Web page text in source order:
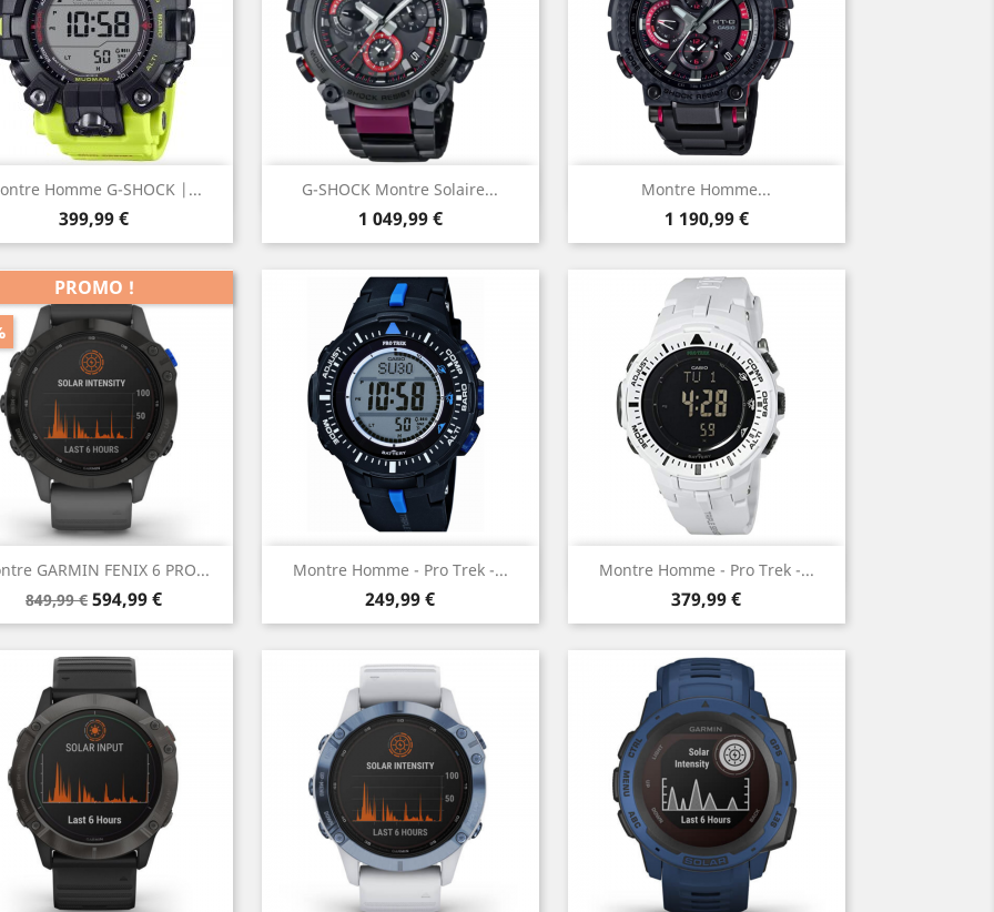
Homme G-SHOCK |...
Prix
399,99 €
 Aperçu rapide G-SHOCK Montre Solaire...
Prix
1 049,99 €
Aperçu rapide
Rouge
Montre Homme...
Prix
1 190,99 €
Aperçu rapide
GARMIN FENIX 6 PRO...
Prix
de
849,99 € Prix
594,99 €
PROMO !
Aperçu rapide Montre Homme - Pro Trek -...
Prix
249,99 €
 Aperçu rapide Montre Homme - Pro Trek -...
Prix
379,99 €
 Aperçu rapide